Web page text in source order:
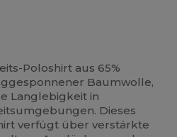
Poloshirt aus 65%
Baumwolle,
Langlebigkeit in
Dieses
verfügt über verstärkte